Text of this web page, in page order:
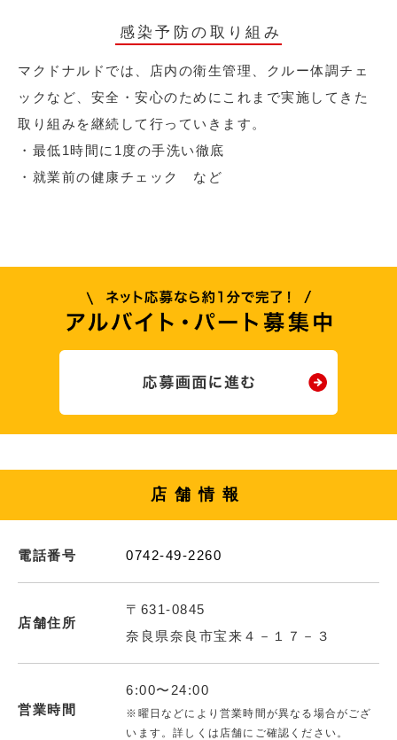
感染予防の取り組み
マクドナルドでは、店内の衛生管理、クルー体調チェ
ックなど、安全・安心のためにこれまで実施してきた
取り組みを継続して行っていきます。
・最低1時間に1度の手洗い徹底
・就業前の健康チェック など
店舗情報
電話番号 0742-49-2260
店舗住所
〒631-0845
奈良県奈良市宝来４－１７－３
営業時間
6:00〜24:00
※曜日などにより営業時間が異なる場合がござ
います。詳しくは店舗にご確認ください。